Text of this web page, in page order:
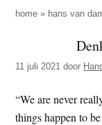
p
z
e
s
i
e
d
e
home » hans van
11 juli 2021 door
“We are never
things happen to